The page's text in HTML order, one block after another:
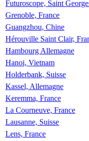
Futuroscope, Saint
Grenoble, France
Guangzhou, Chine
Hérouville Saint Clair,
Hambourg Allemagne
Hanoi, Vietnam
Holderbank, Suisse
Kassel, Allemagne
Keremma, France
La Courneuve, France
Lausanne, Suisse
Lens, France